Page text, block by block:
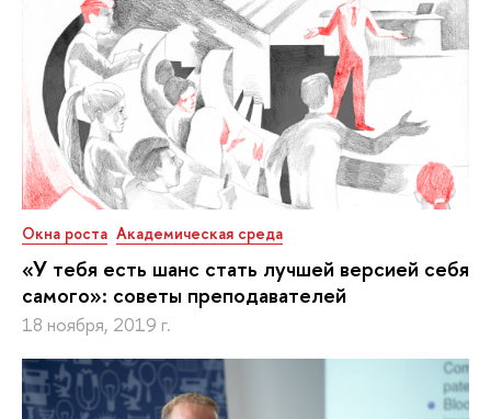
Окна роста Академическая среда
«У тебя есть шанс стать лучшей версией себя
самого»: советы преподавателей
18 ноября, 2019 г.